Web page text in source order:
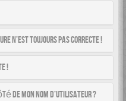
n’est toujours pas correcte !
!
de mon nom d’utilisateur ?